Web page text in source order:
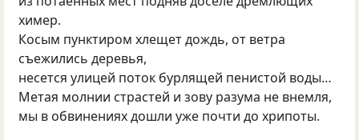
химер.
Косым пунктиром хлещет дождь, от ветра
съежились деревья,
несется улицей поток бурлящей пенистой воды…
Метая молнии страстей и зову разума не внемля,
мы в обвинениях дошли уже почти до хрипоты.